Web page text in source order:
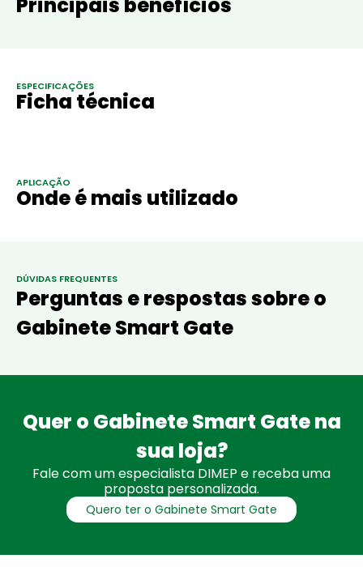
ESPECIFICAÇÕES
Ficha técnica
APLICAÇÃO
Onde é mais utilizado
DÚVIDAS FREQUENTES
Perguntas e respostas sobre o
Gabinete Smart Gate
Quer o Gabinete Smart Gate na
sua loja?
Fale com um especialista DIMEP e receba uma
proposta personalizada.
Quero ter o Gabinete Smart Gate